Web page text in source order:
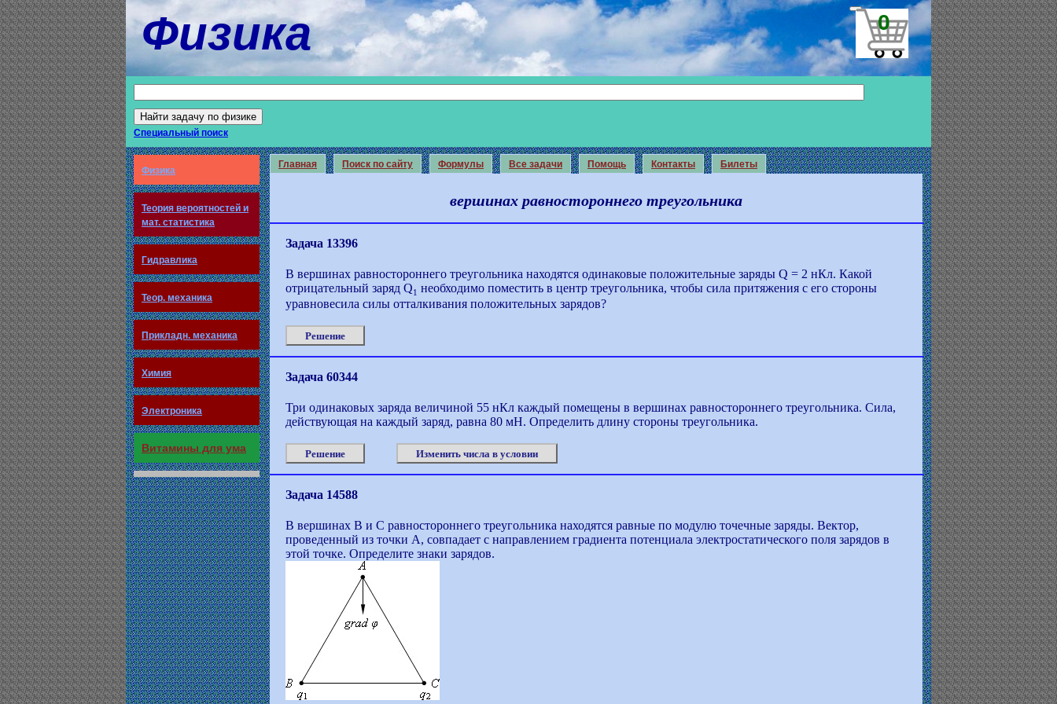
Физика 0
Специальный поиск
Физика
Теория вероятностей и
мат. статистика
Гидравлика
Теор. механика
Прикладн. механика
Химия
Электроника
Витамины для ума
Главная Поиск по сайту Формулы Все задачи Помощь Контакты Билеты
вершинах равностороннего треугольника
Задача 13396
В вершинах равностороннего треугольника находятся одинаковые положительные заряды Q = 2 нКл. Какой
отрицательный заряд Q1 необходимо поместить в центр треугольника, чтобы сила притяжения с его стороны
уравновесила силы отталкивания положительных зарядов?
Решение
Задача 60344
Три одинаковых заряда величиной 55 нКл каждый помещены в вершинах равностороннего треугольника. Сила,
действующая на каждый заряд, равна 80 мН. Определить длину стороны треугольника.
Решение Изменить числа в условии
Задача 14588
В вершинах B и C равностороннего треугольника находятся равные по модулю точечные заряды. Вектор,
проведенный из точки А, совпадает с направлением градиента потенциала электростатического поля зарядов в
этой точке. Определите знаки зарядов.